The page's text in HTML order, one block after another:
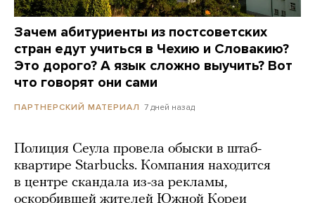
Зачем абитуриенты из постсоветских
стран едут учиться в Чехию и Словакию?
Это дорого? А язык сложно выучить? Вот
что говорят они сами
ПАРТНЕРСКИЙ МАТЕРИАЛ 7 дней назад
Полиция Сеула провела обыски в штаб-
квартире Starbucks. Компания находится
в центре скандала из-за рекламы,
оскорбившей жителей Южной Кореи